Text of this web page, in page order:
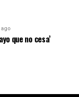
que no cesa’